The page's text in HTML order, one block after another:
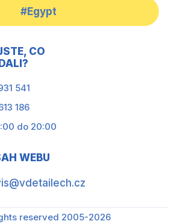
#Egypt
CO
541
186
do 20:00
WEBU
reserved 2005-2026